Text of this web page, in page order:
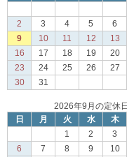
2
3 4 5 6
9
10 11 12 13
16
17 18 19 20
23
24 25 26 27
30
31
2026年9月の定休日
日
月 火 水 木
1
2 3
6
7 8 9 10